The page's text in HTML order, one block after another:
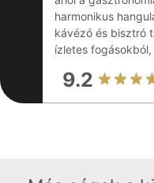
harmonikus
kávézó és bisztró
ízletes
9.2